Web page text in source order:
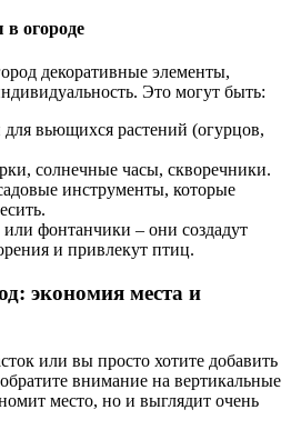
огороде
декоративные элементы,
Это могут быть:
вьющихся растений (огурцов,
солнечные часы, скворечники.
инструменты, которые
фонтанчики – они создадут
и привлекут птиц.
экономия места и
или вы просто хотите добавить
внимание на вертикальные
место, но и выглядит очень